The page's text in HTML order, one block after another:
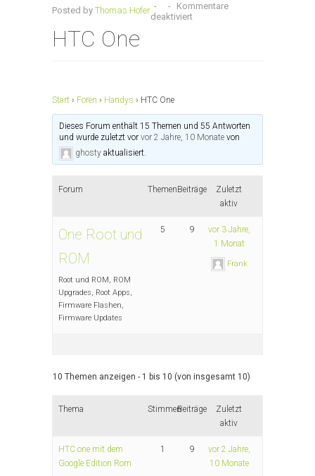
Posted by Thomas Hofer - - Kommentare
deaktiviert
HTC One
Start › Foren › Handys › HTC One
Dieses Forum enthält 15 Themen und 55 Antworten
und wurde zuletzt vorvor 2 Jahre, 10 Monate von
ghosty aktualisiert.
Forum ThemenBeiträge
Zuletzt
aktiv
One Root und
ROM
Root und ROM, ROM
Upgrades, Root Apps,
Firmware Flashen,
Firmware Updates
5 9
vor 3 Jahre,
1 Monat
Frank
10 Themen anzeigen - 1 bis 10 (von insgesamt 10)
Thema StimmenBeiträge
Zuletzt
aktiv
HTC one mit dem
Google Edition Rom
1 9
vor 2 Jahre,
10 Monate